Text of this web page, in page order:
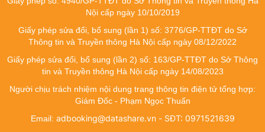
Nội cấp ngày 10/10/2019
Giấy phép sửa đổi, bổ sung (lần 1) số: 3776/GP-TTĐT do Sở
Thông tin và Truyền thông Hà Nội cấp ngày 08/12/2022
Giấy phép sửa đổi, bổ sung (lần 2) số: 163/GP-TTĐT do Sở Thông
tin và Truyền thông Hà Nội cấp ngày 14/08/2023
Người chịu trách nhiệm nội dung trang thông tin điện tử tổng hợp:
Giám Đốc - Phạm Ngọc Thuấn
Email: adbooking@datashare.vn - SĐT: 0971521639